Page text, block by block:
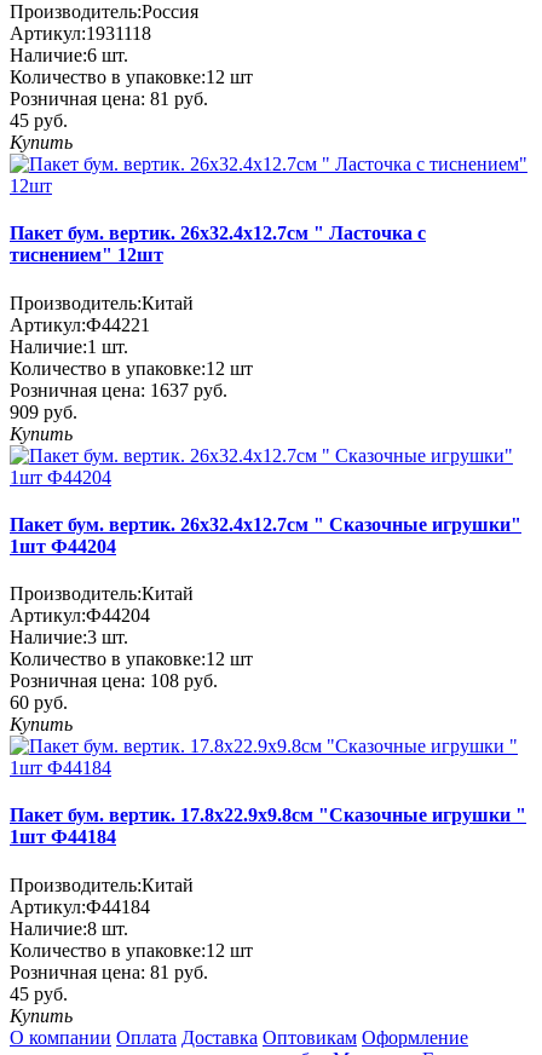
Производитель:Россия
Артикул:1931118
Наличие:6 шт.
Количество в упаковке:12 шт
Розничная цена: 81 руб.
45 руб.
Купить
Пакет бум. вертик. 26х32.4х12.7см " Ласточка с
тиснением" 12шт
Производитель:Китай
Артикул:Ф44221
Наличие:1 шт.
Количество в упаковке:12 шт
Розничная цена: 1637 руб.
909 руб.
Купить
Пакет бум. вертик. 26х32.4х12.7см " Сказочные игрушки"
1шт Ф44204
Производитель:Китай
Артикул:Ф44204
Наличие:3 шт.
Количество в упаковке:12 шт
Розничная цена: 108 руб.
60 руб.
Купить
Пакет бум. вертик. 17.8х22.9х9.8см "Сказочные игрушки "
1шт Ф44184
Производитель:Китай
Артикул:Ф44184
Наличие:8 шт.
Количество в упаковке:12 шт
Розничная цена: 81 руб.
45 руб.
Купить
О компании Оплата Доставка Оптовикам Оформление